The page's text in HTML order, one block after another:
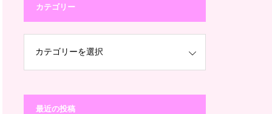
カテゴリー
最近の投稿